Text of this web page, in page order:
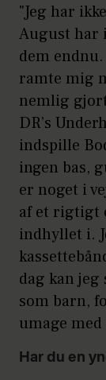
"Jeg har
August har
dem
ramte mig
nemlig
DR’s
indspille
ingen bas,
er noget i
af et rigtigt
indhyllet i.
dag kan jeg
som barn,
umage
Har du en